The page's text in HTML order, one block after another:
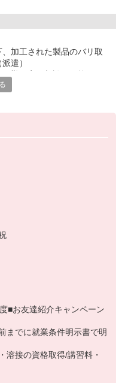
フト3000円分プレゼント
手スタッフサービスグルー
りのスキルや希望条件に応
【登録会来場】の3つから
スムーズです。
加工された製品のバリ取
遣）
■お友達紹介キャンペーン
までに就業条件明示書で明
溶接の資格取得/講習料・